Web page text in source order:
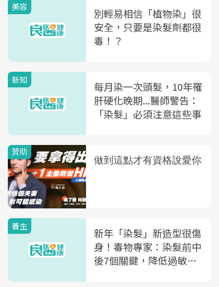
美容
別輕易相信「植物染」很
安全，只要是染髮劑都很
毒！？
新知
每月染一次頭髮，10年罹
肝硬化晚期...醫師警告：
「染髮」必須注意這些事
養生
新年「染髮」新造型很傷
身！毒物專家：染髮前中
後7個關鍵，降低過敏、